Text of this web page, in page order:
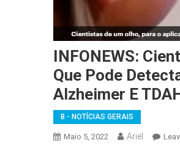
INFONEWS:
Que Pode
Alzheimer E
B - NOTÍCIAS GERAIS
Maio 5, 2022 Ariel